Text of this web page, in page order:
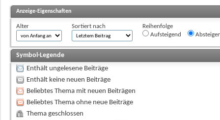
Anzeige-Eigenschaften
Alter Sortiert nach
Reihenfolge
Aufsteigend
Symbol-Legende
Enthält ungelesene Beiträge
Enthält keine neuen Beiträge
Beliebtes Thema mit neuen Beiträgen
Beliebtes Thema ohne neue Beiträge
Thema geschlossen